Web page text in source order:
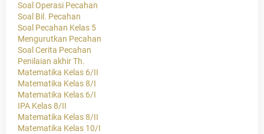
Soal Operasi Pecahan
Soal Bil. Pecahan
Soal Pecahan Kelas 5
Mengurutkan Pecahan
Soal Cerita Pecahan
Penilaian akhir Th.
Matematika Kelas 6/II
Matematika Kelas 8/I
Matematika Kelas 6/I
IPA Kelas 8/II
Matematika Kelas 8/II
Matematika Kelas 10/I